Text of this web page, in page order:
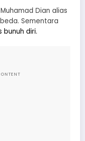
Dian alias
Sementara
bunuh diri.